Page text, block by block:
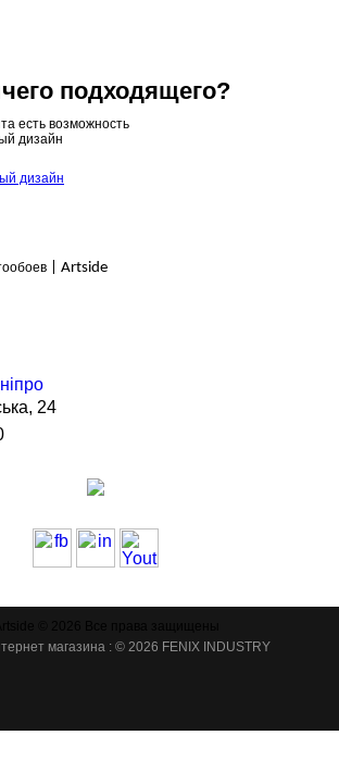
подходящего?
есть возможность
дизайн
дизайн
| Artside
24
магазина : © 2026 FENIX INDUSTRY